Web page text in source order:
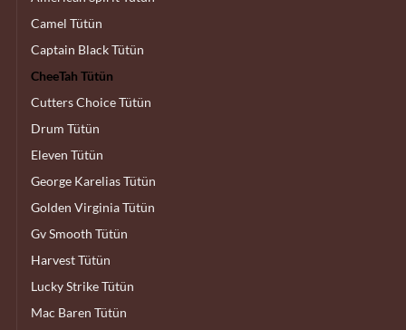
Camel Tütün
Captain Black Tütün
CheeTah Tütün
Cutters Choice Tütün
Drum Tütün
Eleven Tütün
George Karelias Tütün
Golden Virginia Tütün
Gv Smooth Tütün
Harvest Tütün
Lucky Strike Tütün
Mac Baren Tütün